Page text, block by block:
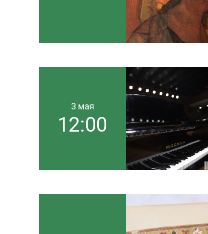
3 мая
12:00